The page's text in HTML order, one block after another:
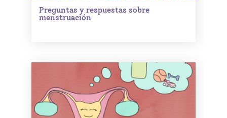
Preguntas y respuestas sobre
menstruación